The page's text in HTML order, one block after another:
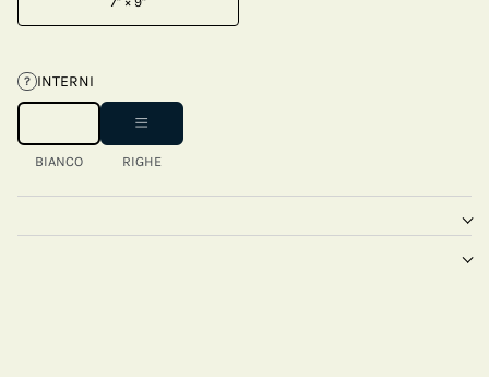
? INTERNI
BIANCO RIGHE